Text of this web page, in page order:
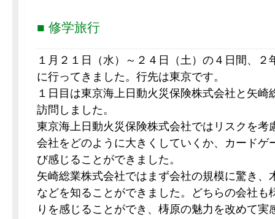
■ 修学旅行
１月２１日（水）～２４日（土）の４日間、２
に行ってきました。行先は東京です。
１日目は東京海上日動火災保険株式会社と矢崎
訪問しました。
東京海上日動火災保険株式会社ではリスクを考
会社をどのように大きくしていくか、カードゲ
び感じることができました。
矢崎総業株式会社ではまず会社の規模に驚き、
などを知ることができました。どちらの会社も
りを感じることができ、梼原の魅力を改めて実